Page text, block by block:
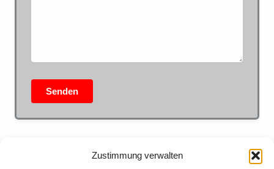
Zustimmung verwalten
Senden